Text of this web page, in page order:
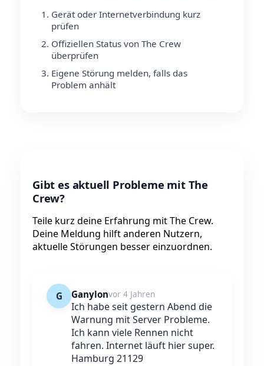
Gerät oder Internetverbindung kurz
prüfen
Offiziellen Status von The Crew
überprüfen
Eigene Störung melden, falls das
Problem anhält
Gibt es aktuell Probleme mit The
Crew?
Teile kurz deine Erfahrung mit The Crew.
Deine Meldung hilft anderen Nutzern,
aktuelle Störungen besser einzuordnen.
G Ganylonvor 4 Jahren
Ich habe seit gestern Abend die
Warnung mit Server Probleme.
Ich kann viele Rennen nicht
fahren. Internet läuft hier super.
Hamburg 21129